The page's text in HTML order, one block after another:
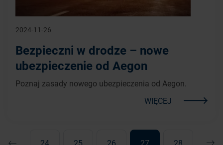
2024-11-26
Bezpieczni w drodze – nowe
ubezpieczenie od Aegon
Poznaj zasady nowego ubezpieczenia od Aegon.
WIĘCEJ
24 25 26 27 28